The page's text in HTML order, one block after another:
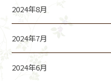
2024年8月
2024年7月
2024年6月